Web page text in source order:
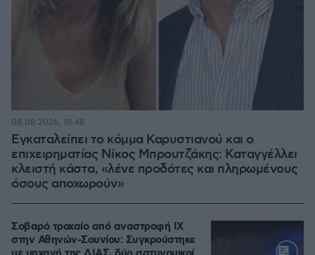
Εγκαταλείπει το κόμμα Καρυστιανού και ο
επιχειρηματίας Νίκος Μπρουτζάκης: Καταγγέλλει
κλειστή κάστα, «λένε προδότες και πληρωμένους
όσους αποχωρούν»
08.08.2026, 18:48
Σοβαρό τροχαίο από αναστροφή ΙΧ
στην Αθηνών-Σουνίου: Συγκρούστηκε